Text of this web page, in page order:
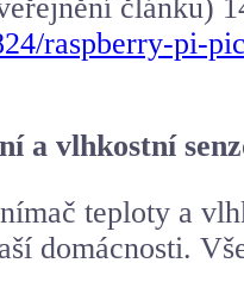
článku)
raspberry-pi-
a vlhkostní
teploty a
domácnosti.